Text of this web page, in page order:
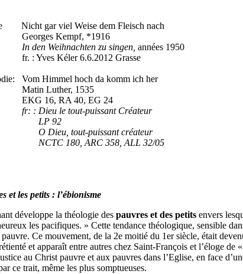
gar viel Weise dem Fleisch nach
Kempf, *1916
In den Weihnachten zu singen, années 1950
Kéler 6.6.2012 Grasse
Vom Himmel hoch da komm ich her
Luther, 1535
RA 40, EG 24
fr: : Dieu le tout-puissant Créateur
92
tout-puissant créateur
180, ARC 358, ALL 32/05
et les petits : l’ébionisme
développe la théologie despauvres et des petits envers
les pacifiques. » Cette tendance théologique, sensible
pauvre. Ce mouvement, de la 2e moitié du 1er siècle, était
et apparaît entre autres chez Saint-François et l’éloge
au Christ pauvre et aux pauvres dans l’Eglise, en face
ce trait, même les plus somptueuses.